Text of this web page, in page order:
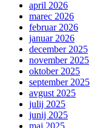
april 2026
marec 2026
februar 2026
januar 2026
december 2025
november 2025
oktober 2025
september 2025
avgust 2025
julij 2025
junij 2025
maj 2025